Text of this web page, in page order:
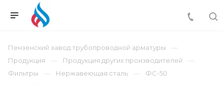
Пензенский завод трубопроводной арматуры
Продукция
Продукция других производителей
Фильтры
Нержавеющая сталь ФС-50